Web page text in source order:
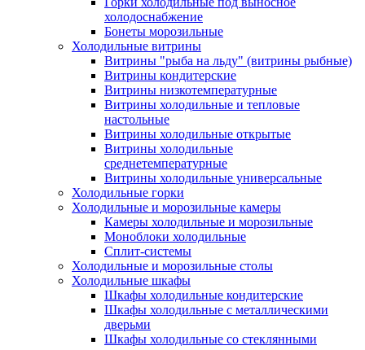
холодоснабжение
Бонеты морозильные
Холодильные витрины
Витрины "рыба на льду" (витрины рыбные)
Витрины кондитерские
Витрины низкотемпературные
Витрины холодильные и тепловые
настольные
Витрины холодильные открытые
Витрины холодильные
среднетемпературные
Витрины холодильные универсальные
Холодильные горки
Холодильные и морозильные камеры
Камеры холодильные и морозильные
Моноблоки холодильные
Сплит-системы
Холодильные и морозильные столы
Холодильные шкафы
Шкафы холодильные кондитерские
Шкафы холодильные с металлическими
дверьми
Шкафы холодильные со стеклянными